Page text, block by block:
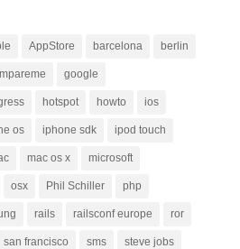
AppStore barcelona berlin
google
hotspot howto ios
os iphone sdk ipod touch
mac os x microsoft
osx Phil Schiller php
rails railsconf europe ror
san francisco sms steve jobs